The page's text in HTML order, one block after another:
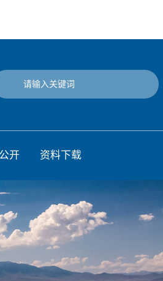
开 资料下载